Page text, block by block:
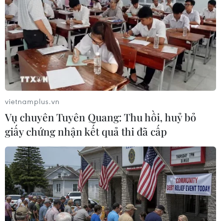
TIN LIÊN QUAN
vietnamplus.vn
Vụ chuyên Tuyên Quang: Thu hồi, huỷ bỏ
giấy chứng nhận kết quả thi đã cấp